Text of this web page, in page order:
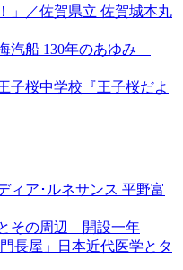
」／佐賀県立 佐賀城本丸
汽船 130年のあゆみ
子桜中学校『王子桜だよ
ィア･ルネサンス 平野富
その周辺 開設一年
長屋」日本近代医学とタ